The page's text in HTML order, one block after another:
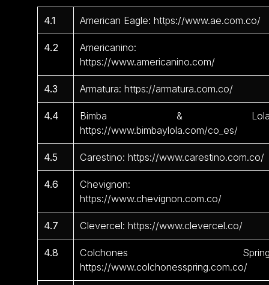
4.1 American Eagle: https://www.ae.com.co/
4.2
Americanino:
https://www.americanino.com/
4.3 Armatura: https://armatura.com.co/
4.4
Bimba &
https://www.bimbaylola.com/co_es/
4.5 Carestino: https://www.carestino.com.co/
4.6
Chevignon:
https://www.chevignon.com.co/
4.7 Clevercel: https://www.clevercel.co/
4.8
Colchones
https://www.colchonesspring.com.co/